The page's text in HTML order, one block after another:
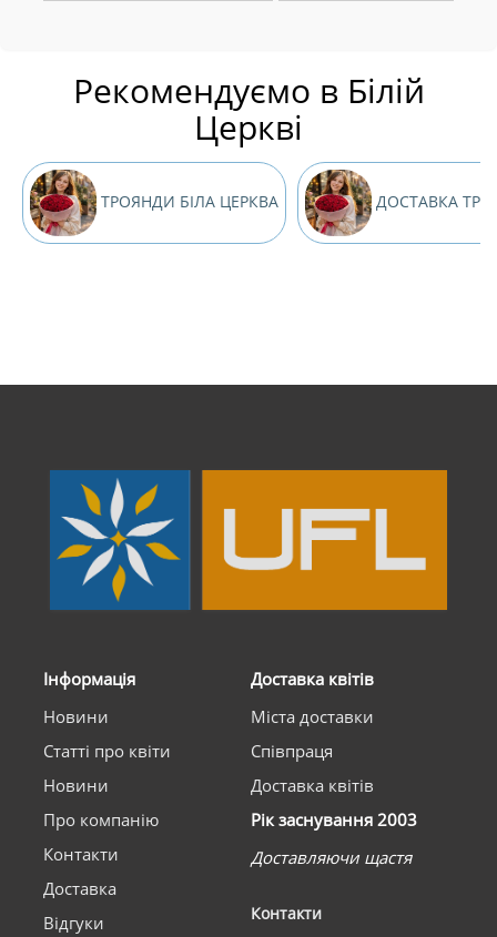
Рекомендуємо в Білій
Церкві
ТРОЯНДИ БІЛА ЦЕРКВА ДОСТАВКА
Інформація
Новини
Статті про квіти
Новини
Про компанію
Контакти
Доставка
Відгуки
Доставка квітів
Міста доставки
Співпраця
Доставка квітів
Рік заснування 2003
Доставляючи щастя
Контакти